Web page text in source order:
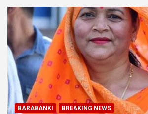
BARABANKI
BREAKING NEWS